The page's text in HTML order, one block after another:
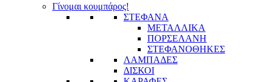
Γίνομαι κουμπάρος!
ΣΤΕΦΑΝΑ
ΜΕΤΑΛΛΙΚΑ
ΠΟΡΣΕΛΑΝΗ
ΣΤΕΦΑΝΟΘΗΚΕΣ
ΛΑΜΠΑΔΕΣ
ΔΙΣΚΟΙ